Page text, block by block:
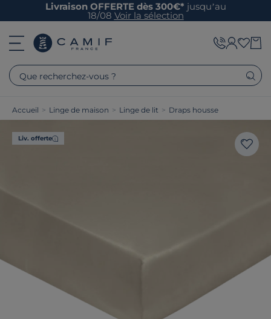
Livraison OFFERTE dès 300€* jusqu’au
18/08 Voir la sélection
Que recherchez-vous ?
Accueil > Linge de maison > Linge de lit > Draps housse
Liv. offerte